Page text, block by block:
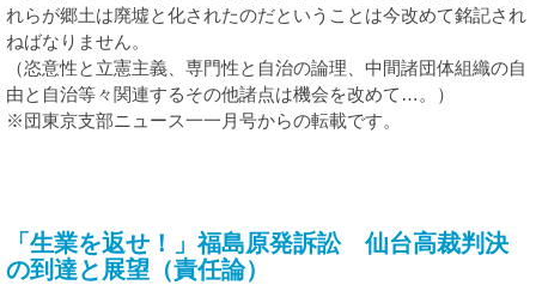
れらが郷土は廃墟と化されたのだということは今改めて銘記され
ねばなりません。
（恣意性と立憲主義、専門性と自治の論理、中間諸団体組織の自
由と自治等々関連するその他諸点は機会を改めて…。）
※団東京支部ニュース一一月号からの転載です。
「生業を返せ！」福島原発訴訟 仙台高裁判決
の到達と展望（責任論）